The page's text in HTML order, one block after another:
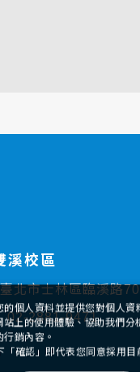
溪校區
北市士林區臨溪路
02-2881-9471
個人資料並提供您對個人資
上的使用體驗、協助我們分
銷內容。
確認」即代表您同意採用目